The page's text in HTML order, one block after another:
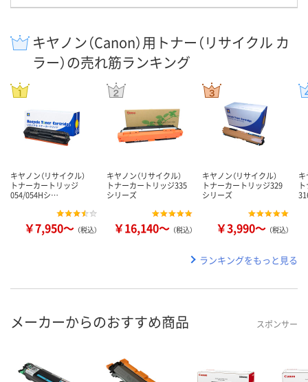
キヤノン（Canon）用トナー（リサイクル カ
ラー）の売れ筋ランキング
キヤノン（リサイクル）
トナーカートリッジ
054/054Hシ…
￥7,950～ （税込）
キヤノン（リサイクル）
トナーカートリッジ335
シリーズ
￥16,140～ （税込）
キヤノン（リサイクル）
トナーカートリッジ329
シリーズ
￥3,990～ （税込）
ランキングをもっと見る
メーカーからのおすすめ商品 スポンサー